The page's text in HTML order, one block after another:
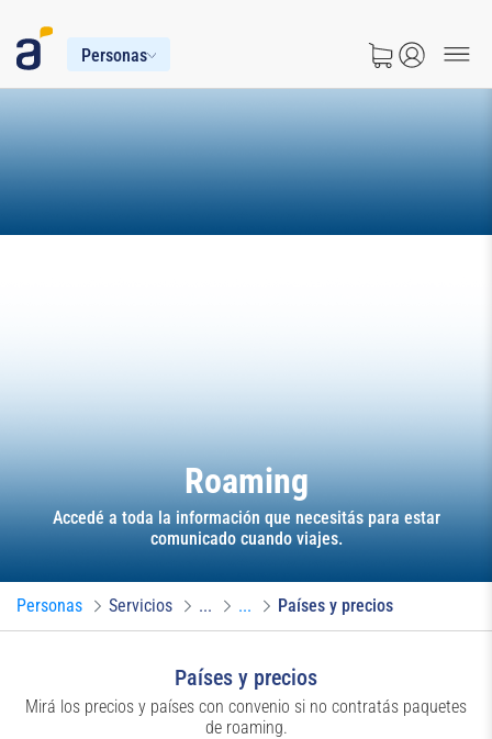
Personas
Roaming
Accedé a toda la información que necesitás para estar
comunicado cuando viajes.
Personas Servicios ... ... Países y precios
Países y precios
Mirá los precios y países con convenio si no contratás paquetes
de roaming.